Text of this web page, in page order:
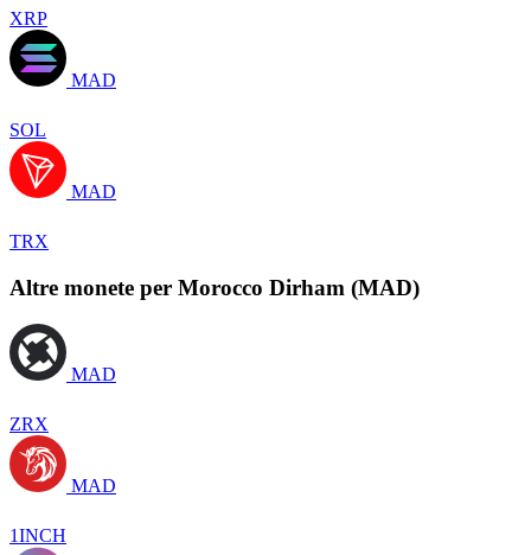
XRP
MAD
SOL
MAD
TRX
Altre monete per Morocco Dirham (MAD)
MAD
ZRX
MAD
1INCH